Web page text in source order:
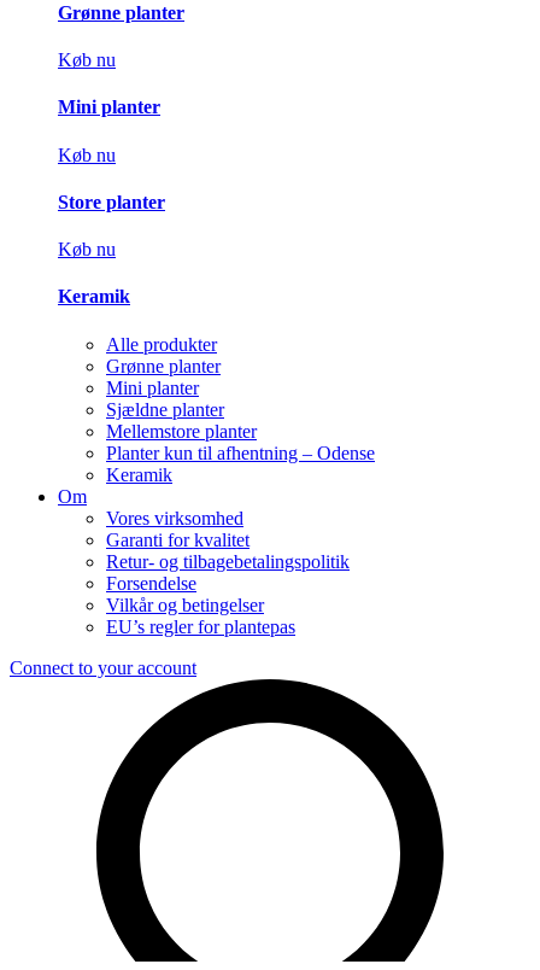
Grønne planter
Køb nu
Mini planter
Køb nu
Store planter
Køb nu
Keramik
Alle produkter
Grønne planter
Mini planter
Sjældne planter
Mellemstore planter
Planter kun til afhentning – Odense
Keramik
Om
Vores virksomhed
Garanti for kvalitet
Retur- og tilbagebetalingspolitik
Forsendelse
Vilkår og betingelser
EU’s regler for plantepas
Connect to your account